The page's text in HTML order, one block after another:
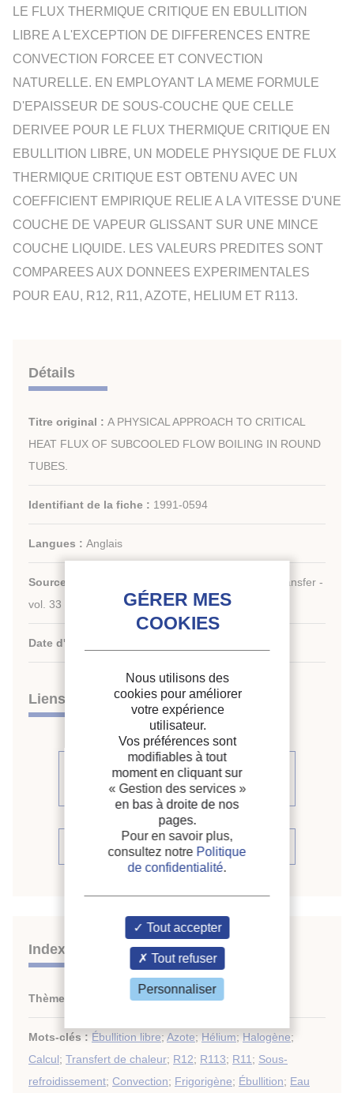
LE FLUX THERMIQUE CRITIQUE EN EBULLITION
LIBRE A L'EXCEPTION DE DIFFERENCES ENTRE
CONVECTION FORCEE ET CONVECTION
NATURELLE. EN EMPLOYANT LA MEME FORMULE
D'EPAISSEUR DE SOUS-COUCHE QUE CELLE
DERIVEE POUR LE FLUX THERMIQUE CRITIQUE EN
EBULLITION LIBRE, UN MODELE PHYSIQUE DE FLUX
THERMIQUE CRITIQUE EST OBTENU AVEC UN
COEFFICIENT EMPIRIQUE RELIE A LA VITESSE D'UNE
COUCHE DE VAPEUR GLISSANT SUR UNE MINCE
COUCHE LIQUIDE. LES VALEURS PREDITES SONT
COMPAREES AUX DONNEES EXPERIMENTALES
POUR EAU, R12, R11, AZOTE, HELIUM ET R113.
Détails
Titre original : A PHYSICAL APPROACH TO CRITICAL
HEAT FLUX OF SUBCOOLED FLOW BOILING IN ROUND
TUBES.
Identifiant de la fiche : 1991-0594
Langues : Anglais
Source :
International Journal of Heat and Mass Transfer -
vol. 33 - n. 4
Date d'édition :
Liens
Voir d'autres articles du même
numéro (6)
Voir la source
Indexation
Thèmes : Transfert de masse
Mots-clés : Ébullition libre; Azote; Hélium; Halogène;
Calcul; Transfert de chaleur; R12; R113; R11 ; Sous-
refroidissement; Convection; Frigorigène; Ébullition; Eau
Nous utilisons des
cookies pour améliorer
votre expérience
utilisateur.
Vos préférences sont
modifiables à tout
moment en cliquant sur
« Gestion des services »
en bas à droite de nos
pages.
Pour en savoir plus,
consultez notre Politique
de confidentialité.
Tout accepter
Tout refuser
Personnaliser